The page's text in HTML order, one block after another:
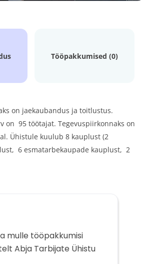
Tööpakkumised (0)
on jaekaubandus ja toitlustus.
on 95 töötajat. Tegevuspiirkonnaks on
Ühistule kuulub 8 kauplust (2
6 esmatarbekaupade kauplust, 2
mulle tööpakkumisi
Abja Tarbijate Ühistu